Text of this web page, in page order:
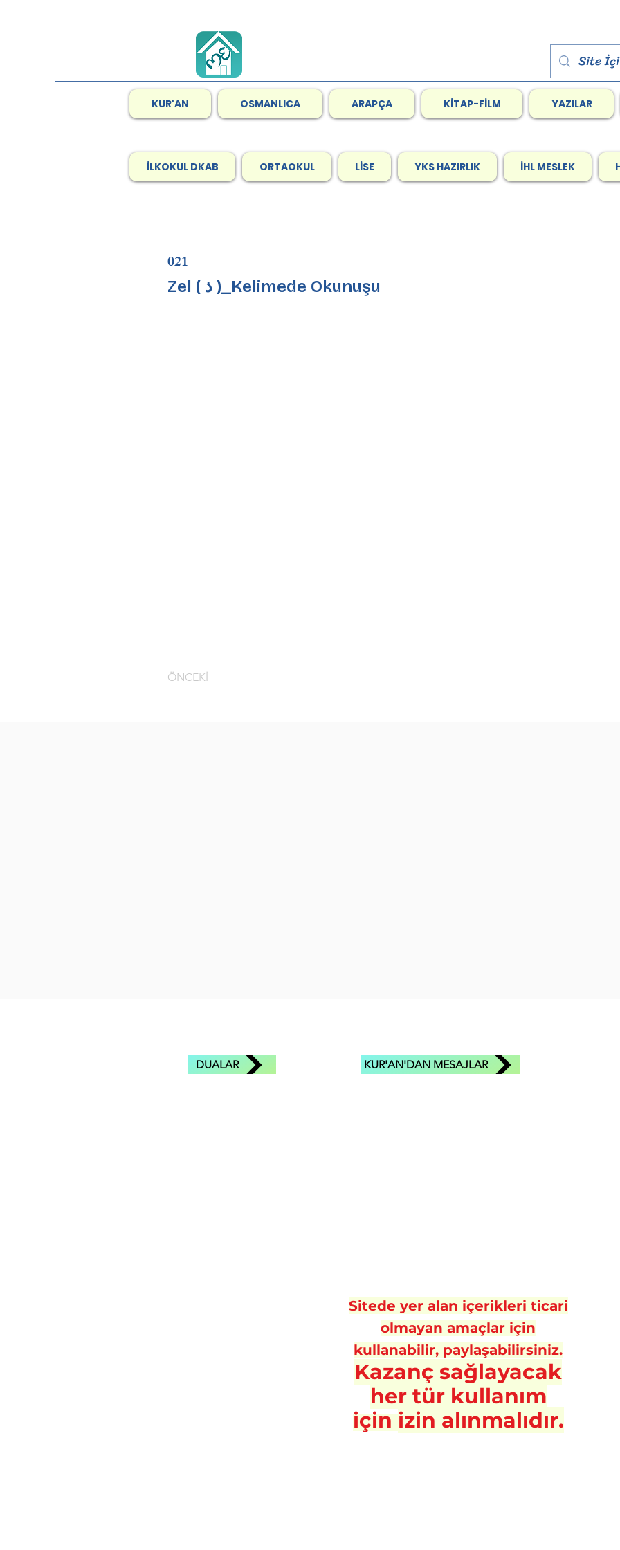
KUR'AN OSMANLICA ARAPÇA KİTAP-FİLM YAZILAR
İLKOKUL DKAB ORTAOKUL LİSE YKS HAZIRLIK İHL MESLEK
021
Zel ( ذ )_Kelimede Okunuşu
ÖNCEKİ
DUALAR KUR'AN'DAN MESAJLAR
Sitede yer alan içerikleri ticari
olmayan amaçlar için
kullanabilir, paylaşabilirsiniz.
Kazanç sağlayacak
her tür kullanım
içinizin alınmalıdır.